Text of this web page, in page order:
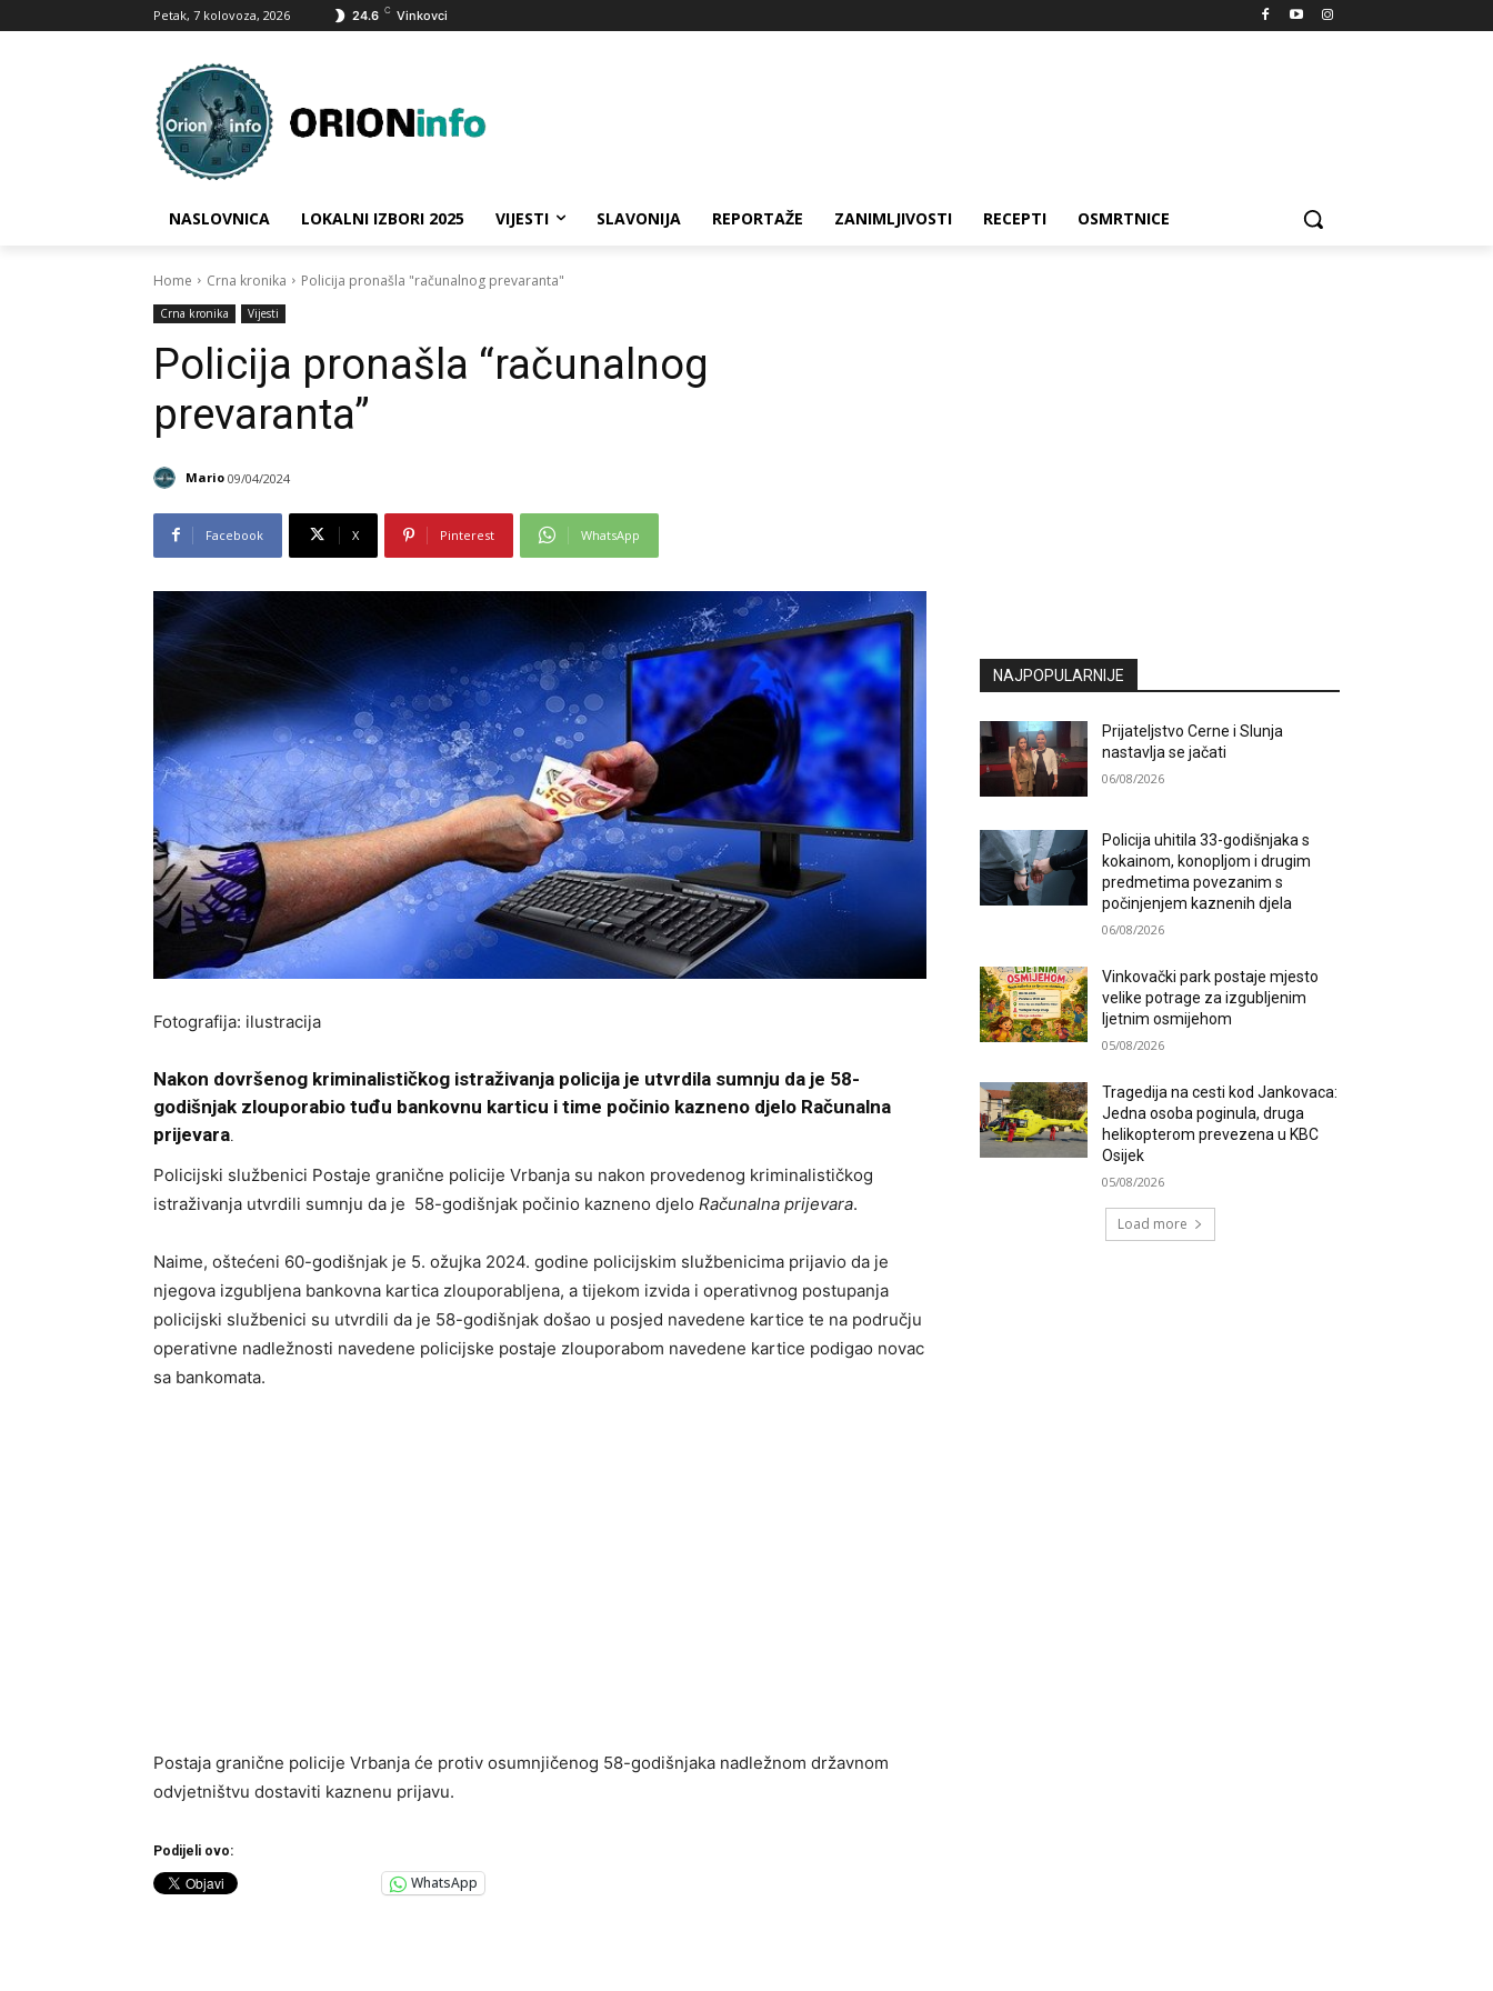
Petak, 7 kolovoza, 2026 24.6 C Vinkovci
NASLOVNICA LOKALNI IZBORI 2025 VIJESTI SLAVONIJA REPORTAŽE ZANIMLJIVOSTI RECEPTI OSMRTNICE
Home Crna kronika Policija pronašla "računalnog prevaranta"
Crna kronika Vijesti
Policija pronašla “računalnog
prevaranta”
Mario 09/04/2024
Facebook X Pinterest WhatsApp
Fotografija: ilustracija
Nakon dovršenog kriminalističkog istraživanja policija je utvrdila sumnju da je 58-
godišnjak zlouporabio tuđu bankovnu karticu i time počinio kazneno djelo Računalna
prijevara.
Policijski službenici Postaje granične policije Vrbanja su nakon provedenog kriminalističkog
istraživanja utvrdili sumnju da je 58-godišnjak počinio kazneno djelo Računalna prijevara.
Naime, oštećeni 60-godišnjak je 5. ožujka 2024. godine policijskim službenicima prijavio da je
njegova izgubljena bankovna kartica zlouporabljena, a tijekom izvida i operativnog postupanja
policijski službenici su utvrdili da je 58-godišnjak došao u posjed navedene kartice te na području
operativne nadležnosti navedene policijske postaje zlouporabom navedene kartice podigao novac
sa bankomata.
Postaja granične policije Vrbanja će protiv osumnjičenog 58-godišnjaka nadležnom državnom
odvjetništvu dostaviti kaznenu prijavu.
Podijeli ovo:
WhatsApp
NAJPOPULARNIJE
Prijateljstvo Cerne i Slunja
nastavlja se jačati
06/08/2026
Policija uhitila 33-godišnjaka s
kokainom, konopljom i drugim
predmetima povezanim s
počinjenjem kaznenih djela
06/08/2026
Vinkovački park postaje mjesto
velike potrage za izgubljenim
ljetnim osmijehom
05/08/2026
Tragedija na cesti kod Jankovaca:
Jedna osoba poginula, druga
helikopterom prevezena u KBC
Osijek
05/08/2026
Load more